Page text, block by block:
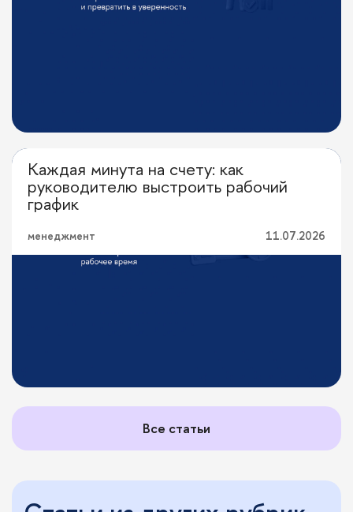
Все статьи
Личная эффективность
Каждая минута на счету: как
руководителю выстроить рабочий
график
менеджмент 11.07.2026